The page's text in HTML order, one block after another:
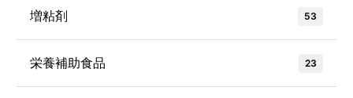
増粘剤 53
栄養補助食品 23